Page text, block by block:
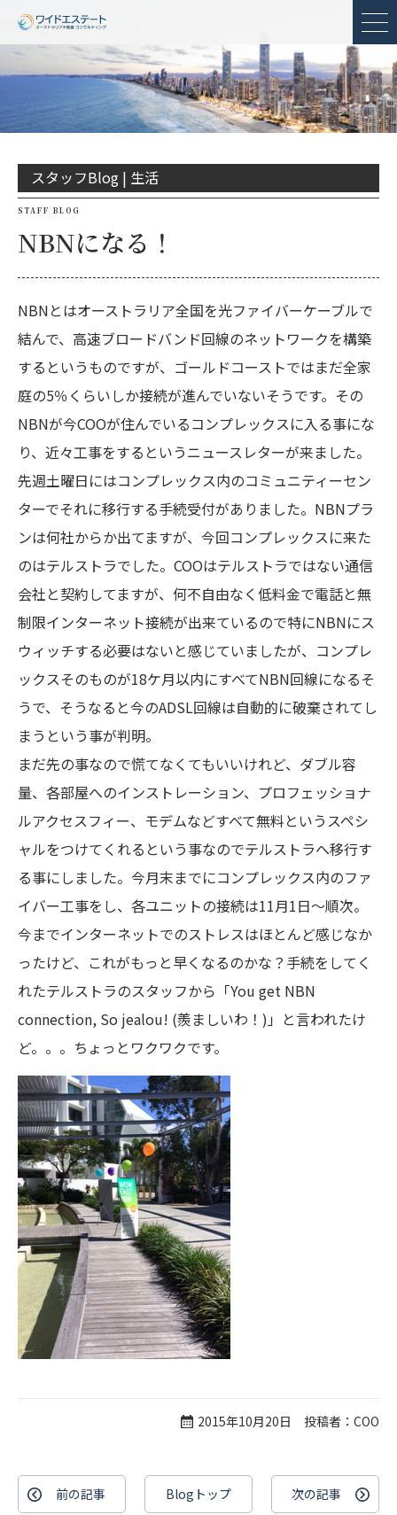
メ
スタッフBlog | 生活
STAFF BLOG
NBNになる！
NBNとはオーストラリア全国を光ファイバーケーブルで
結んで、高速ブロードバンド回線のネットワークを構築
するというものですが、ゴールドコーストではまだ全家
庭の5％くらいしか接続が進んでいないそうです。その
NBNが今COOが住んでいるコンプレックスに入る事にな
り、近々工事をするというニュースレターが来ました。
先週土曜日にはコンプレックス内のコミュニティーセン
ターでそれに移行する手続受付がありました。NBNプラ
ンは何社からか出てますが、今回コンプレックスに来た
のはテルストラでした。COOはテルストラではない通信
会社と契約してますが、何不自由なく低料金で電話と無
制限インターネット接続が出来ているので特にNBNにス
ウィッチする必要はないと感じていましたが、コンプレ
ックスそのものが18ケ月以内にすべてNBN回線になるそ
うで、そうなると今のADSL回線は自動的に破棄されてし
まうという事が判明。
まだ先の事なので慌てなくてもいいけれど、ダブル容
量、各部屋へのインストレーション、プロフェッショナ
ルアクセスフィー、モデムなどすべて無料というスペシ
ャルをつけてくれるという事なのでテルストラへ移行す
る事にしました。今月末までにコンプレックス内のファ
イバー工事をし、各ユニットの接続は11月1日～順次。
今までインターネットでのストレスはほとんど感じなか
ったけど、これがもっと早くなるのかな？手続をしてく
れたテルストラのスタッフから「You get NBN
connection, So jealou! (羨ましいわ！)」と言われたけ
ど。。。ちょっとワクワクです。
2015年10月20日 投稿者：COO
前の記事 Blogトップ 次の記事